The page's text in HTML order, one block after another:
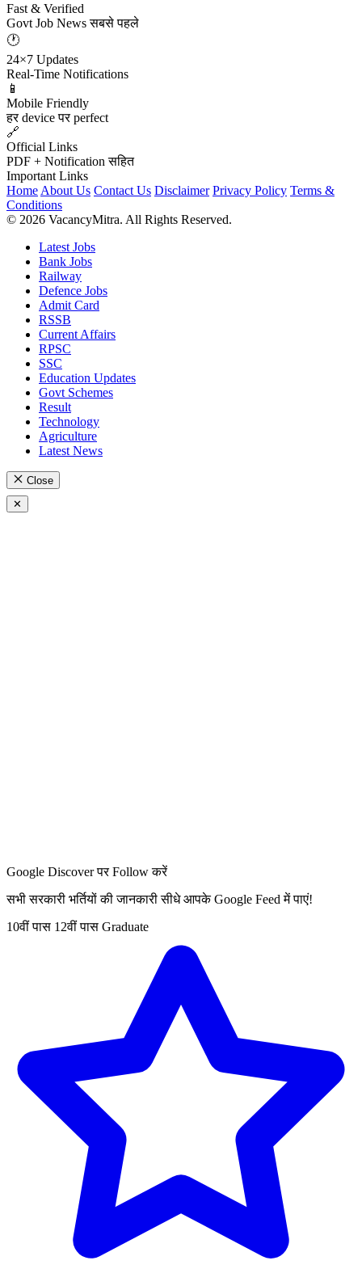
Fast & Verified
Govt Job News सबसे पहले
🕐
24×7 Updates
Real-Time Notifications
📱
Mobile Friendly
हर device पर perfect
🔗
Official Links
PDF + Notification सहित
Important Links
Home About Us Contact Us Disclaimer Privacy Policy Terms &
Conditions
© 2026 VacancyMitra. All Rights Reserved.
Latest Jobs
Bank Jobs
Railway
Defence Jobs
Admit Card
RSSB
Current Affairs
RPSC
SSC
Education Updates
Govt Schemes
Result
Technology
Agriculture
Latest News
Close
✕
Google Discover पर Follow करें
सभी सरकारी भर्तियों की जानकारी सीधे आपके Google Feed में पाएं!
10वीं पास 12वीं पास Graduate